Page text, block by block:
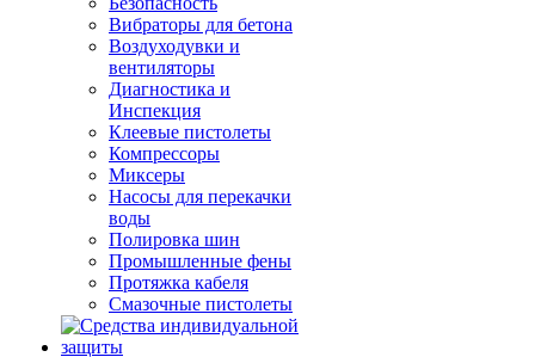
Вибраторы для бетона
Воздуходувки и
вентиляторы
Диагностика и
Инспекция
Клеевые пистолеты
Компрессоры
Миксеры
Насосы для перекачки
воды
Полировка шин
Промышленные фены
Протяжка кабеля
Смазочные пистолеты